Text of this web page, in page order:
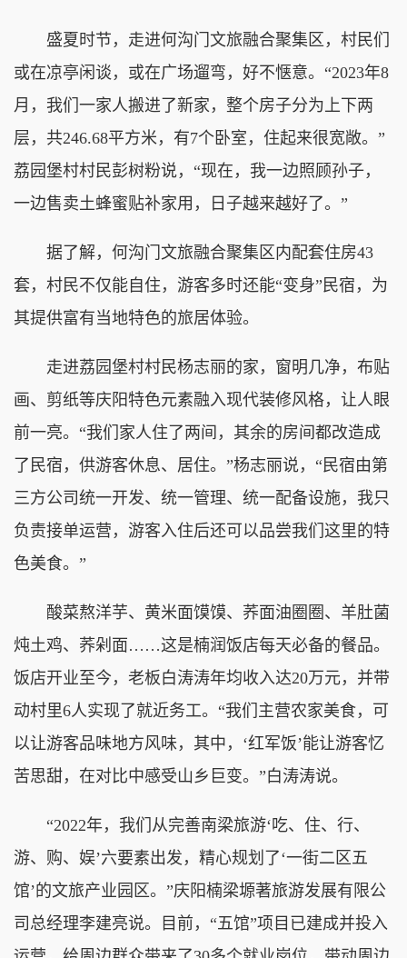
盛夏时节，走进何沟门文旅融合聚集区，村民们
或在凉亭闲谈，或在广场遛弯，好不惬意。“2023年8
月，我们一家人搬进了新家，整个房子分为上下两
层，共246.68平方米，有7个卧室，住起来很宽敞。”
荔园堡村村民彭树粉说，“现在，我一边照顾孙子，
一边售卖土蜂蜜贴补家用，日子越来越好了。”
据了解，何沟门文旅融合聚集区内配套住房43
套，村民不仅能自住，游客多时还能“变身”民宿，为
其提供富有当地特色的旅居体验。
走进荔园堡村村民杨志丽的家，窗明几净，布贴
画、剪纸等庆阳特色元素融入现代装修风格，让人眼
前一亮。“我们家人住了两间，其余的房间都改造成
了民宿，供游客休息、居住。”杨志丽说，“民宿由第
三方公司统一开发、统一管理、统一配备设施，我只
负责接单运营，游客入住后还可以品尝我们这里的特
色美食。”
酸菜熬洋芋、黄米面馍馍、荞面油圈圈、羊肚菌
炖土鸡、荞剁面……这是楠润饭店每天必备的餐品。
饭店开业至今，老板白涛涛年均收入达20万元，并带
动村里6人实现了就近务工。“我们主营农家美食，可
以让游客品味地方风味，其中，‘红军饭’能让游客忆
苦思甜，在对比中感受山乡巨变。”白涛涛说。
“2022年，我们从完善南梁旅游‘吃、住、行、
游、购、娱’六要素出发，精心规划了‘一街二区五
馆’的文旅产业园区。”庆阳楠梁塬著旅游发展有限公
司总经理李建亮说。目前，“五馆”项目已建成并投入